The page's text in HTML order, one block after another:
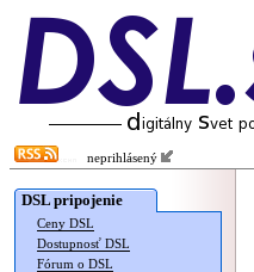
neprihlásený
DSL pripojenie
Ceny DSL
Dostupnosť DSL
Fórum o DSL